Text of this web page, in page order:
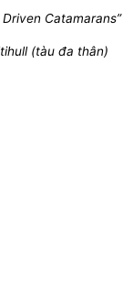
Catamarans”
(tàu đa thân)